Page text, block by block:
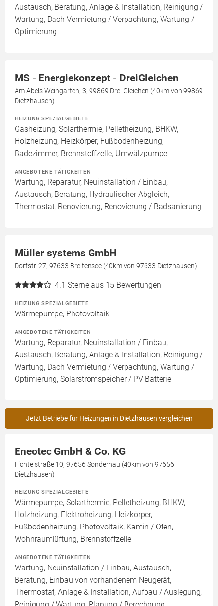
Austausch, Beratung, Anlage & Installation, Reinigung /
Wartung, Dach Vermietung / Verpachtung, Wartung /
Optimierung
MS - Energiekonzept - DreiGleichen
Am Abels Weingarten, 3, 99869 Drei Gleichen (40km von 99869
Dietzhausen)
HEIZUNG SPEZIALGEBIETE
Gasheizung, Solarthermie, Pelletheizung, BHKW,
Holzheizung, Heizkörper, Fußbodenheizung,
Badezimmer, Brennstoffzelle, Umwälzpumpe
ANGEBOTENE TÄTIGKEITEN
Wartung, Reparatur, Neuinstallation / Einbau,
Austausch, Beratung, Hydraulischer Abgleich,
Thermostat, Renovierung, Renovierung / Badsanierung
Müller systems GmbH
Dorfstr. 27, 97633 Breitensee (40km von 97633 Dietzhausen)
4.1 Sterne aus 15 Bewertungen
HEIZUNG SPEZIALGEBIETE
Wärmepumpe, Photovoltaik
ANGEBOTENE TÄTIGKEITEN
Wartung, Reparatur, Neuinstallation / Einbau,
Austausch, Beratung, Anlage & Installation, Reinigung /
Wartung, Dach Vermietung / Verpachtung, Wartung /
Optimierung, Solarstromspeicher / PV Batterie
Jetzt Betriebe für Heizungen in Dietzhausen vergleichen
Eneotec GmbH & Co. KG
Fichtelstraße 10, 97656 Sondernau (40km von 97656
Dietzhausen)
HEIZUNG SPEZIALGEBIETE
Wärmepumpe, Solarthermie, Pelletheizung, BHKW,
Holzheizung, Elektroheizung, Heizkörper,
Fußbodenheizung, Photovoltaik, Kamin / Ofen,
Wohnraumlüftung, Brennstoffzelle
ANGEBOTENE TÄTIGKEITEN
Wartung, Neuinstallation / Einbau, Austausch,
Beratung, Einbau von vorhandenem Neugerät,
Thermostat, Anlage & Installation, Aufbau / Auslegung,